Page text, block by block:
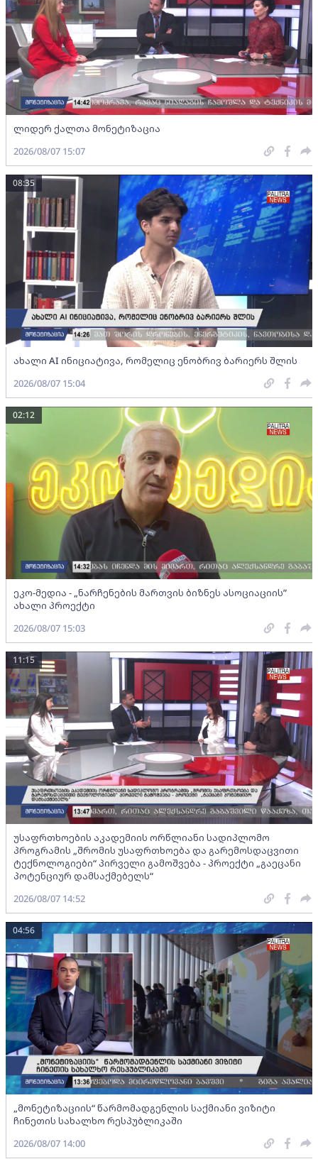
ლიდერ ქალთა მონეტიზაცია
2026/08/07 15:07
ახალი AI ინიციატივა, რომელიც ენობრივ ბარიერს შლის
08:35
2026/08/07 15:04
ეკო-მედია - „ნარჩენების მართვის ბიზნეს ასოციაციის”
ახალი პროექტი
02:12
2026/08/07 15:03
უსაფრთხოების აკადემიის ორწლიანი სადიპლომო
პროგრამის „შრომის უსაფრთხოება და გარემოსდაცვითი
ტექნოლოგიები“ პირველი გამოშვება - პროექტი „გაეცანი
პოტენციურ დამსაქმებელს“
11:15
2026/08/07 14:52
„მონეტიზაციის“ წარმომადგენლის საქმიანი ვიზიტი
ჩინეთის სახალხო რესპუბლიკაში
04:56
2026/08/07 14:00